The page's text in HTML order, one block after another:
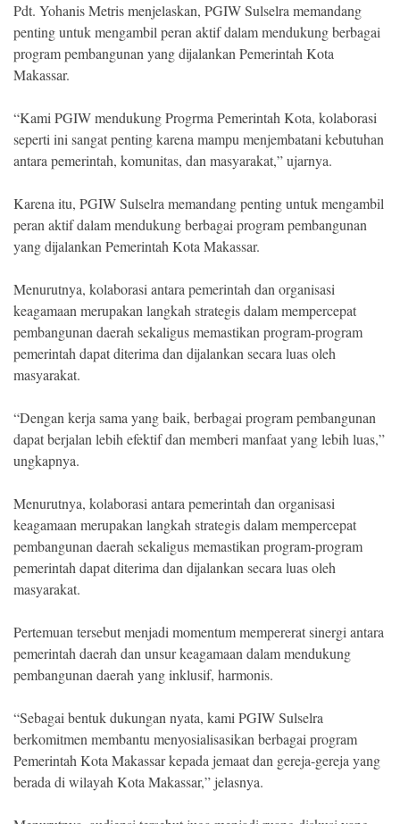
Pdt. Yohanis Metris menjelaskan, PGIW Sulselra memandang
penting untuk mengambil peran aktif dalam mendukung berbagai
program pembangunan yang dijalankan Pemerintah Kota
Makassar.
“Kami PGIW mendukung Progrma Pemerintah Kota, kolaborasi
seperti ini sangat penting karena mampu menjembatani kebutuhan
antara pemerintah, komunitas, dan masyarakat,” ujarnya.
Karena itu, PGIW Sulselra memandang penting untuk mengambil
peran aktif dalam mendukung berbagai program pembangunan
yang dijalankan Pemerintah Kota Makassar.
Menurutnya, kolaborasi antara pemerintah dan organisasi
keagamaan merupakan langkah strategis dalam mempercepat
pembangunan daerah sekaligus memastikan program-program
pemerintah dapat diterima dan dijalankan secara luas oleh
masyarakat.
“Dengan kerja sama yang baik, berbagai program pembangunan
dapat berjalan lebih efektif dan memberi manfaat yang lebih luas,”
ungkapnya.
Menurutnya, kolaborasi antara pemerintah dan organisasi
keagamaan merupakan langkah strategis dalam mempercepat
pembangunan daerah sekaligus memastikan program-program
pemerintah dapat diterima dan dijalankan secara luas oleh
masyarakat.
Pertemuan tersebut menjadi momentum mempererat sinergi antara
pemerintah daerah dan unsur keagamaan dalam mendukung
pembangunan daerah yang inklusif, harmonis.
“Sebagai bentuk dukungan nyata, kami PGIW Sulselra
berkomitmen membantu menyosialisasikan berbagai program
Pemerintah Kota Makassar kepada jemaat dan gereja-gereja yang
berada di wilayah Kota Makassar,” jelasnya.